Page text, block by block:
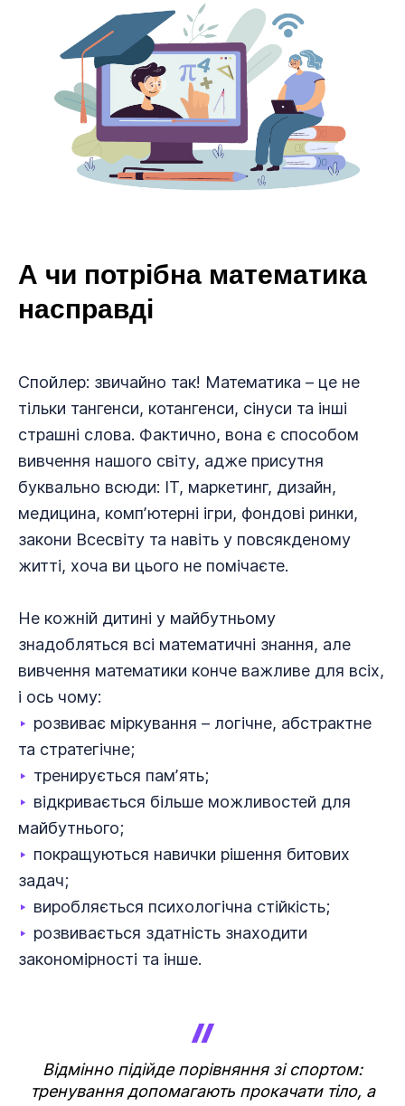
А чи потрібна математика
насправді
Спойлер: звичайно так! Математика – це не
тільки тангенси, котангенси, сінуси та інші
страшні слова. Фактично, вона є способом
вивчення нашого світу, адже присутня
буквально всюди: IT, маркетинг, дизайн,
медицина, компʼютерні ігри, фондові ринки,
закони Всесвіту та навіть у повсякденому
житті, хоча ви цього не помічаєте.
Не кожній дитині у майбутньому
знадобляться всі математичні знання, але
вивчення математики конче важливе для всіх,
і ось чому:
‣ розвиває міркування – логічне, абстрактне
та стратегічне;
‣ тренирується памʼять;
‣ відкривається більше можливостей для
майбутнього;
‣ покращуються навички рішення битових
задач;
‣ виробляється психологічна стійкість;
‣ розвивається здатність знаходити
закономірності та інше.
Відмінно підійде порівняння зі спортом:
тренування допомагають прокачати тіло, а